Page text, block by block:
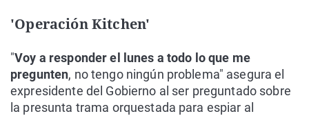
'Operación Kitchen'
"Voy a responder el lunes a todo lo que me
pregunten, no tengo ningún problema" asegura el
expresidente del Gobierno al ser preguntado sobre
a presunta trama orquestada para espiar al